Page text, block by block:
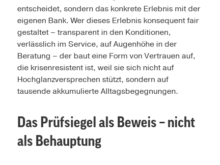
entscheidet, sondern das konkrete Erlebnis mit der
eigenen Bank. Wer dieses Erlebnis konsequent fair
gestaltet – transparent in den Konditionen,
verlässlich im Service, auf Augenhöhe in der
Beratung – der baut eine Form von Vertrauen auf,
die krisenresistent ist, weil sie sich nicht auf
Hochglanzversprechen stützt, sondern auf
tausende akkumulierte Alltagsbegegnungen.
Das Prüfsiegel als Beweis – nicht
als Behauptung